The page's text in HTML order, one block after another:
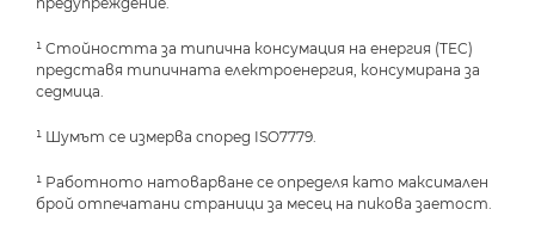
¹ Стойността за типична консумация на енергия (TEC)
представя типичната електроенергия, консумирана за
седмица.
¹ Шумът се измерва според ISO7779.
¹ Работното натоварване се определя като максимален
брой отпечатани страници за месец на пикова заетост.